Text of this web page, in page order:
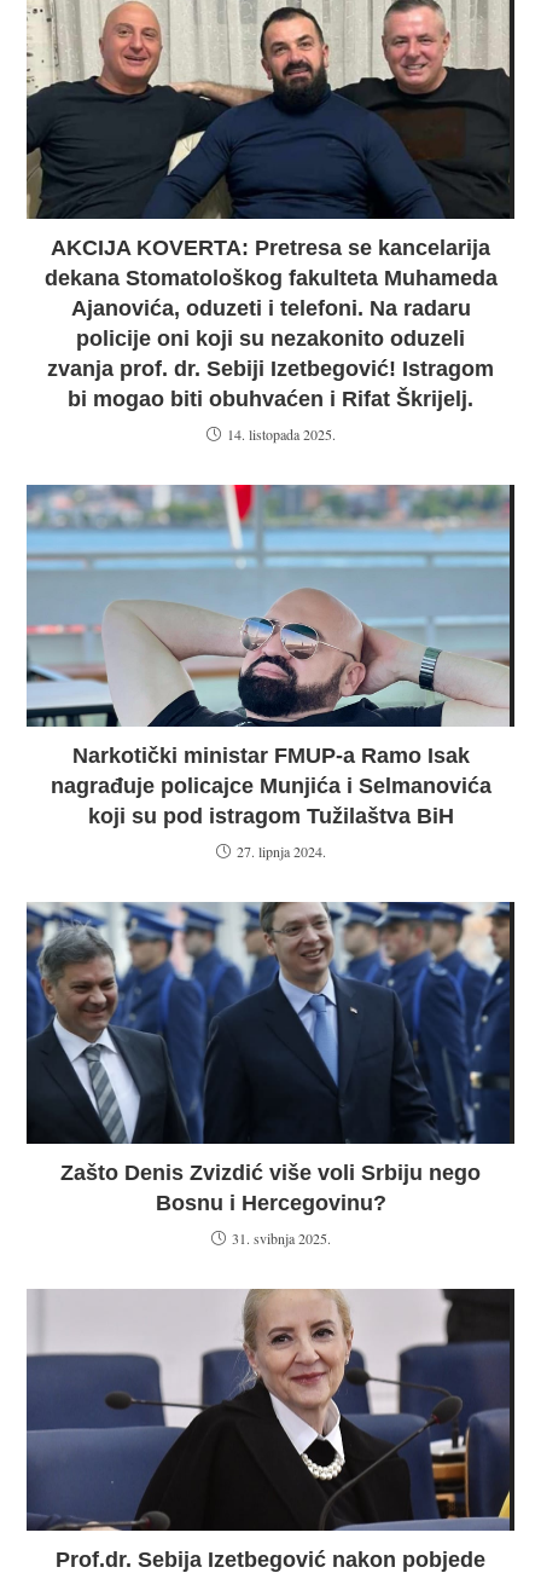
AKCIJA KOVERTA: Pretresa se kancelarija
dekana Stomatološkog fakulteta Muhameda
Ajanovića, oduzeti i telefoni. Na radaru
policije oni koji su nezakonito oduzeli
zvanja prof. dr. Sebiji Izetbegović! Istragom
bi mogao biti obuhvaćen i Rifat Škrijelj.
14. listopada 2025.
Narkotički ministar FMUP-a Ramo Isak
nagrađuje policajce Munjića i Selmanovića
koji su pod istragom Tužilaštva BiH
27. lipnja 2024.
Zašto Denis Zvizdić više voli Srbiju nego
Bosnu i Hercegovinu?
31. svibnja 2025.
Prof.dr. Sebija Izetbegović nakon pobjede